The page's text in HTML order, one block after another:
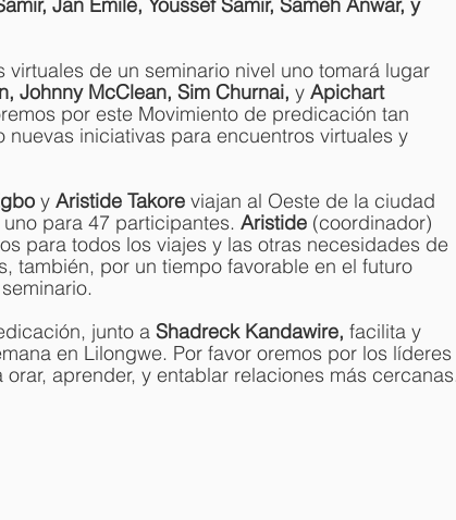
de un seminario nivel uno tomará lugar
Johnny McClean, Sim Churnai, y Apichart
por este Movimiento de predicación tan
iniciativas para encuentros virtuales y
y Aristide Takore viajan al Oeste de la ciudad
para 47 participantes. Aristide (coordinador)
para todos los viajes y las otras necesidades de
también, por un tiempo favorable en el futuro
junto a Shadreck Kandawire, facilita y
en Lilongwe. Por favor oremos por los líderes
aprender, y entablar relaciones más